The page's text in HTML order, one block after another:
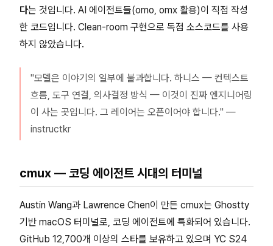
다는 것입니다. AI 에이전트들(omo, omx 활용)이 직접 작성
한 코드입니다. Clean-room 구현으로 독점 소스코드를 사용
하지 않았습니다.
"모델은 이야기의 일부에 불과합니다. 하니스 — 컨텍스트
흐름, 도구 연결, 의사결정 방식 — 이것이 진짜 엔지니어링
이 사는 곳입니다. 그 레이어는 오픈이어야 합니다." —
instructkr
cmux — 코딩 에이전트 시대의 터미널
Austin Wang과 Lawrence Chen이 만든 cmux는 Ghostty
기반 macOS 터미널로, 코딩 에이전트에 특화되어 있습니다.
GitHub 12,700개 이상의 스타를 보유하고 있으며 YC S24